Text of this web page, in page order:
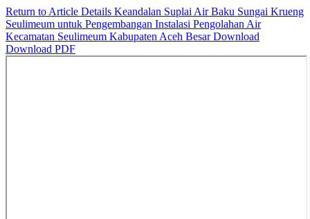
Return to Article Details Keandalan Suplai Air Baku Sungai Krueng
Seulimeum untuk Pengembangan Instalasi Pengolahan Air
Kecamatan Seulimeum Kabupaten Aceh BesarDownload
Download PDF